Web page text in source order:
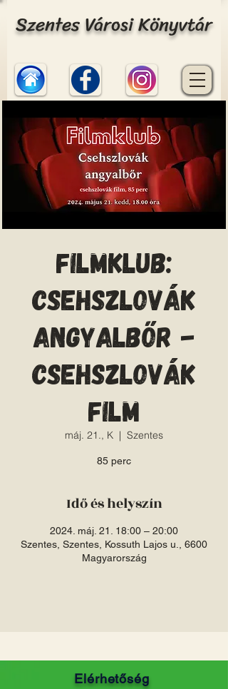
Szentes Városi Könyvtár
Filmklub:
Csehszlovák
angyalbőr -
csehszlovák
film
máj. 21., K
  |
Szentes
85 perc
Idő és helyszín
2024. máj. 21. 18:00 – 20:00
Szentes, Szentes, Kossuth Lajos u., 6600
Magyarország
Elérhetőség